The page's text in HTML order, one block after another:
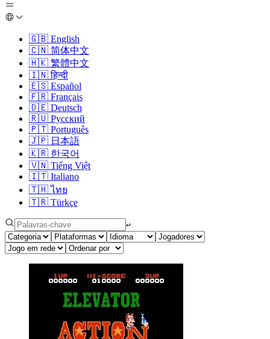
🇬🇧 English
🇨🇳 简体中文
🇭🇰 繁體中文
🇮🇳 हिन्दी
🇪🇸 Español
🇫🇷 Français
🇩🇪 Deutsch
🇷🇺 Русский
🇵🇹 Português
🇯🇵 日本語
🇰🇷 한국어
🇻🇳 Tiếng Việt
🇮🇹 Italiano
🇹🇭 ไทย
🇹🇷 Türkçe
↩︎